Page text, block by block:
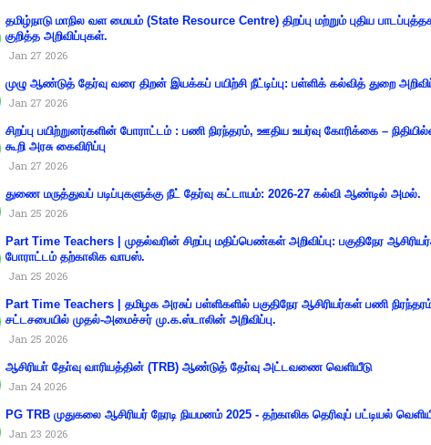
தமிழ்நாடு மாநில வள மையம் (State Resource Centre) திறப்பு மற்றும் புதிய
குறித்த அறிவிப்புகள்.
Jan 27 2026
முழு ஆண்டுத் தேர்வு வரை திறன் இயக்கப் பயிற்சி நீட்டிப்பு: பள்ளிக் கல்வித் துறை
Jan 27 2026
சிறப்பு பயிற்றுனர்களின் போராட்டம் : பணி நிரந்தரம், ஊதிய உயர்வு கோரிக்கை –
கூறி அரசு கைவிரிப்பு
Jan 27 2026
துணை மருத்துவப் படிப்புகளுக்கு நீட் தேர்வு கட்டாயம்: 2026-27 கல்வி ஆண்டில் அமல்.
Jan 25 2026
Part Time Teachers | முதல்வரின் சிறப்பு மதிப்பெண்கள் அறிவிப்பு: பகுதிநேர
போராட்டம் தற்காலிக வாபஸ்.
Jan 25 2026
Part Time Teachers | தமிழக அரசுப் பள்ளிகளில் பகுதிநேர ஆசிரியர்கள் பணி
சட்டசபையில் முதல்-அமைச்சர் மு.க.ஸ்டாலின் அறிவிப்பு.
Jan 25 2026
ஆசிரியா் தோ்வு வாரியத்தின் (TRB) ஆண்டுத் தோ்வு அட்டவணை வெளியீடு
Jan 24 2026
PG TRB முதுகலை ஆசிரியர் நேரடி நியமனம் 2025 - தற்காலிக தெரிவுப் பட்டியல்
Jan 23 2026